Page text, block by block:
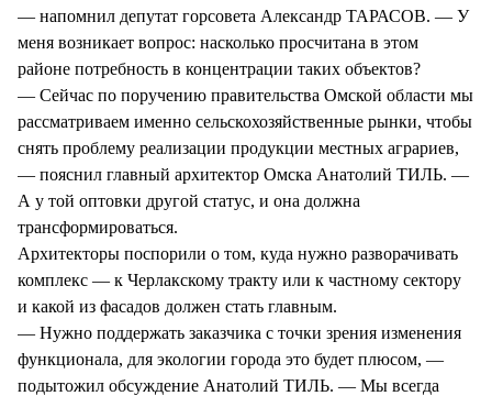
— напомнил депутат горсовета Александр ТАРАСОВ. — У
меня возникает вопрос: насколько просчитана в этом
районе потребность в концентрации таких объектов?
— Сейчас по поручению правительства Омской области мы
рассматриваем именно сельскохозяйственные рынки, чтобы
снять проблему реализации продукции местных аграриев,
— пояснил главный архитектор Омска Анатолий ТИЛЬ. —
А у той оптовки другой статус, и она должна
трансформироваться.
Архитекторы поспорили о том, куда нужно разворачивать
комплекс — к Черлакскому тракту или к частному сектору
и какой из фасадов должен стать главным.
— Нужно поддержать заказчика с точки зрения изменения
функционала, для экологии города это будет плюсом, —
подытожил обсуждение Анатолий ТИЛЬ. — Мы всегда